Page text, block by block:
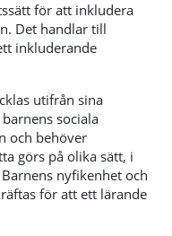
för att inkludera
Det handlar till
inkluderande
utifrån sina
sociala
och behöver
görs på olika sätt, i
nyfikenhet och
för att ett lärande